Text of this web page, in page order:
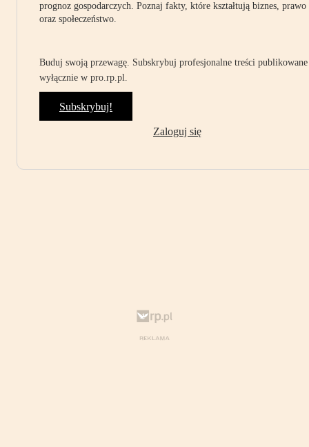
prognoz gospodarczych. Poznaj fakty, które kształtują biznes, prawo
oraz społeczeństwo.
Buduj swoją przewagę. Subskrybuj profesjonalne treści publikowane
wyłącznie w pro.rp.pl.
Subskrybuj!
Zaloguj się